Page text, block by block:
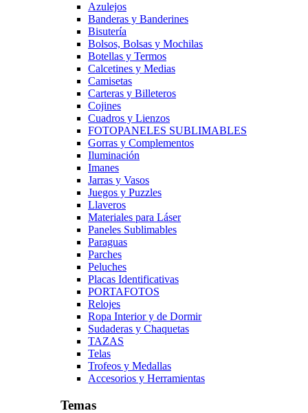
Azulejos
Banderas y Banderines
Bisutería
Bolsos, Bolsas y Mochilas
Botellas y Termos
Calcetines y Medias
Camisetas
Carteras y Billeteros
Cojines
Cuadros y Lienzos
FOTOPANELES SUBLIMABLES
Gorras y Complementos
Iluminación
Imanes
Jarras y Vasos
Juegos y Puzzles
Llaveros
Materiales para Láser
Paneles Sublimables
Paraguas
Parches
Peluches
Placas Identificativas
PORTAFOTOS
Relojes
Ropa Interior y de Dormir
Sudaderas y Chaquetas
TAZAS
Telas
Trofeos y Medallas
Accesorios y Herramientas
Temas